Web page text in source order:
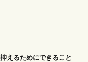
えるためにできること